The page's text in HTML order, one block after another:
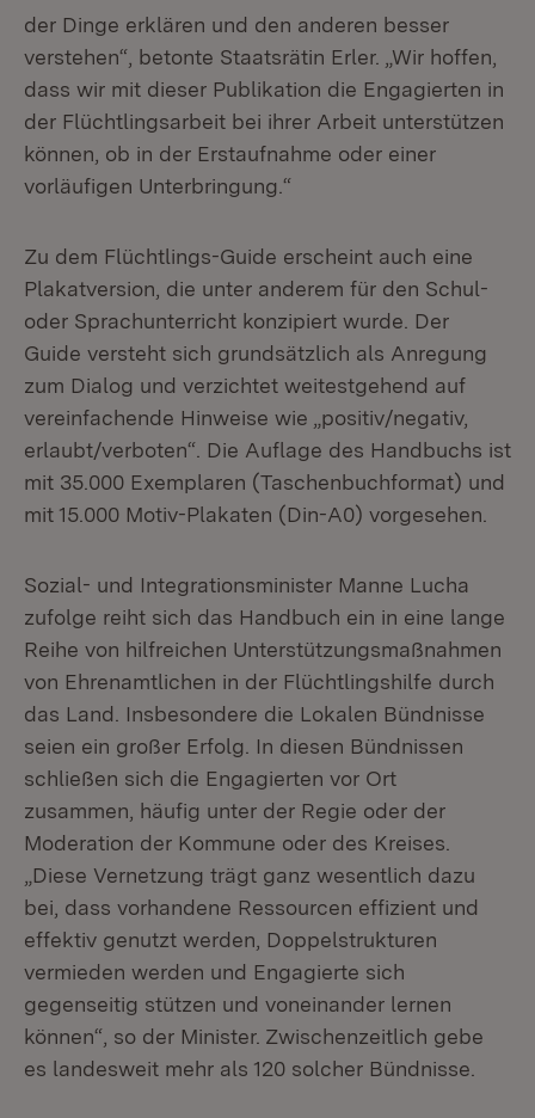
der Dinge erklären und den anderen besser
verstehen“, betonte Staatsrätin Erler. „Wir hoffen,
dass wir mit dieser Publikation die Engagierten in
der Flüchtlingsarbeit bei ihrer Arbeit unterstützen
können, ob in der Erstaufnahme oder einer
vorläufigen Unterbringung.“
Zu dem Flüchtlings-Guide erscheint auch eine
Plakatversion, die unter anderem für den Schul-
oder Sprachunterricht konzipiert wurde. Der
Guide versteht sich grundsätzlich als Anregung
zum Dialog und verzichtet weitestgehend auf
vereinfachende Hinweise wie „positiv/negativ,
erlaubt/verboten“. Die Auflage des Handbuchs ist
mit 35.000 Exemplaren (Taschenbuchformat) und
mit 15.000 Motiv-Plakaten (Din-A0) vorgesehen.
Sozial- und Integrationsminister Manne Lucha
zufolge reiht sich das Handbuch ein in eine lange
Reihe von hilfreichen Unterstützungsmaßnahmen
von Ehrenamtlichen in der Flüchtlingshilfe durch
das Land. Insbesondere die Lokalen Bündnisse
seien ein großer Erfolg. In diesen Bündnissen
schließen sich die Engagierten vor Ort
zusammen, häufig unter der Regie oder der
Moderation der Kommune oder des Kreises.
„Diese Vernetzung trägt ganz wesentlich dazu
bei, dass vorhandene Ressourcen effizient und
effektiv genutzt werden, Doppelstrukturen
vermieden werden und Engagierte sich
gegenseitig stützen und voneinander lernen
können“, so der Minister. Zwischenzeitlich gebe
es landesweit mehr als 120 solcher Bündnisse.